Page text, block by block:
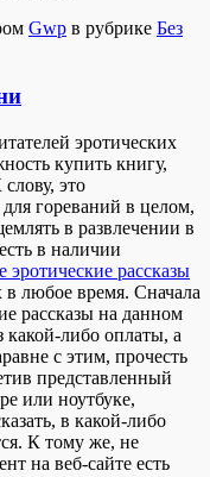
Gwp в рубрике Без
эротических
купить книгу,
это
гореваний в целом,
в развлечении в
в наличии
эротические рассказы
в любое время. Сначала
рассказы на данном
какой-либо оплаты, а
с этим, прочесть
представленный
или ноутбуке,
в какой-либо
К тому же, не
на веб-сайте есть